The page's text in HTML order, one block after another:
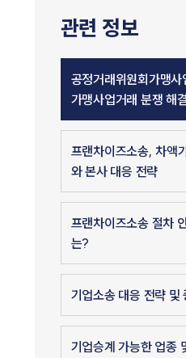
관련 정보
공정거래위원회가맹
가맹사업거래 분쟁 해
프랜차이즈소송, 차액
와 본사 대응 전략
프랜차이즈소송 절차
는?
기업소송 대응 전략 및
기업승계 가능한 업종